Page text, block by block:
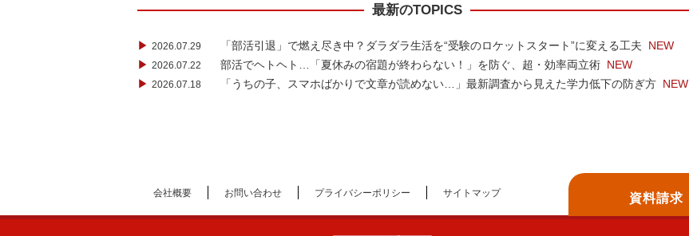
最新のTOPICS
▶ 2026.07.29 「部活引退」で燃え尽き中？ダラダラ生活を“受験のロケットスタート”に変える工夫 NEW
▶ 2026.07.22 部活でヘトヘト…「夏休みの宿題が終わらない！」を防ぐ、超・効率両立術 NEW
▶ 2026.07.18 「うちの子、スマホばかりで文章が読めない…」最新調査から見えた学力低下の防ぎ方 NEW
資料請求
会社概要 お問い合わせ プライバシーポリシー サイトマップ